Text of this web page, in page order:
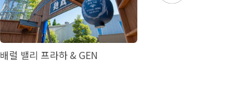
배럴 밸리 프라하 & GEN